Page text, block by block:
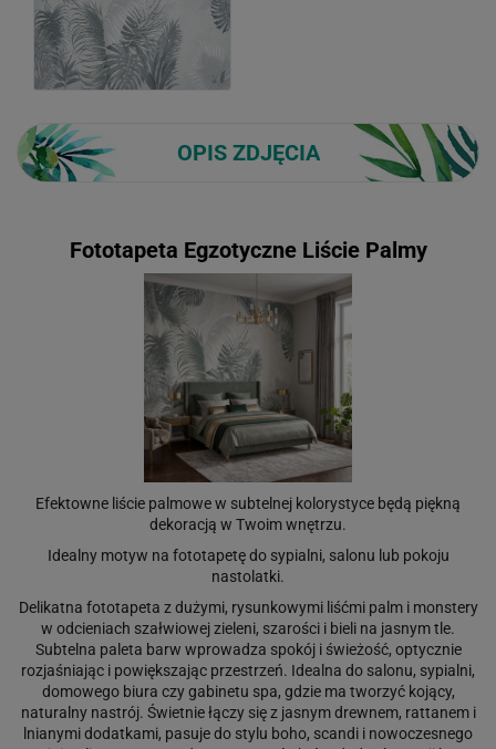
OPIS ZDJĘCIA
Fototapeta Egzotyczne Liście Palmy
Efektowne liście palmowe w subtelnej kolorystyce będą piękną
dekoracją w Twoim wnętrzu.
Idealny motyw na fototapetę do sypialni, salonu lub pokoju
nastolatki.
Delikatna fototapeta z dużymi, rysunkowymi liśćmi palm i monstery
w odcieniach szałwiowej zieleni, szarości i bieli na jasnym tle.
Subtelna paleta barw wprowadza spokój i świeżość, optycznie
rozjaśniając i powiększając przestrzeń. Idealna do salonu, sypialni,
domowego biura czy gabinetu spa, gdzie ma tworzyć kojący,
naturalny nastrój. Świetnie łączy się z jasnym drewnem, rattanem i
lnianymi dodatkami, pasuje do stylu boho, scandi i nowoczesnego